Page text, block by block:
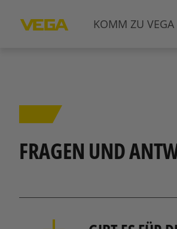
KOMM ZU VEGA